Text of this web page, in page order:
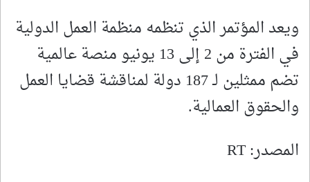
ويعد المؤتمر الذي تنظمه منظمة العمل الدولية
في الفترة من 2 إلى 13 يونيو منصة عالمية
تضم ممثلين لـ 187 دولة لمناقشة قضايا العمل
والحقوق العمالية.
المصدر: RT